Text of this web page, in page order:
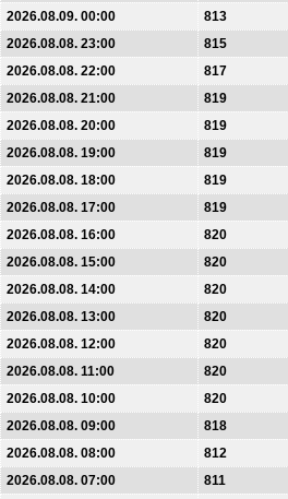
2026.08.09. 00:00
813
2026.08.08. 23:00
815
2026.08.08. 22:00
817
2026.08.08. 21:00
819
2026.08.08. 20:00
819
2026.08.08. 19:00
819
2026.08.08. 18:00
819
2026.08.08. 17:00
819
2026.08.08. 16:00
820
2026.08.08. 15:00
820
2026.08.08. 14:00
820
2026.08.08. 13:00
820
2026.08.08. 12:00
820
2026.08.08. 11:00
820
2026.08.08. 10:00
820
2026.08.08. 09:00
818
2026.08.08. 08:00
812
2026.08.08. 07:00
811